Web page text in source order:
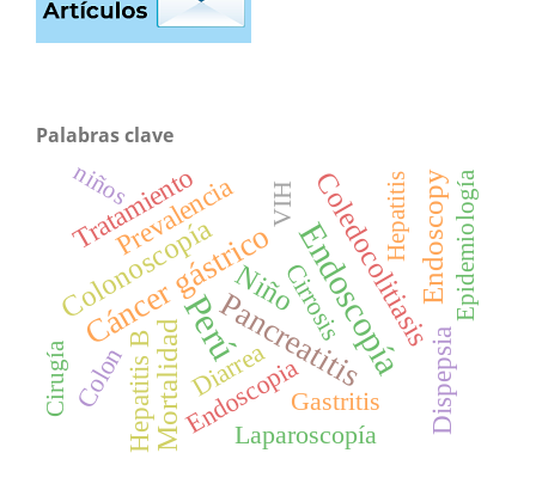
Palabras clave
Perú Endoscopía
Pancreatitis
Cáncer gástrico
Colonoscopía Coledocolitiasis
Mortalidad
Endoscopy
Niño
Prevalencia
Dispepsia
Tratamiento
Hepatitis B Endoscopia
Cirrosis
Colon
Gastritis
Laparoscopía
VIH
Diarrea
Epidemiología
Hepatitis
niños
Cirugía